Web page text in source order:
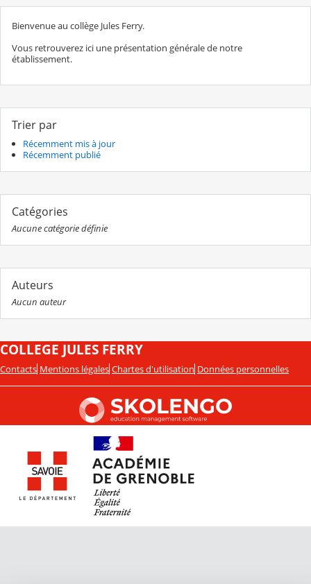
Bienvenue au collège Jules Ferry.
Vous retrouverez ici une présentation générale de notre
établissement.
Trier par
Récemment mis à jour
Récemment publié
Catégories
Aucune catégorie définie
Auteurs
Aucun auteur
COLLEGE JULES FERRY
Contacts Mentions légales Chartes d'utilisation Données personnelles